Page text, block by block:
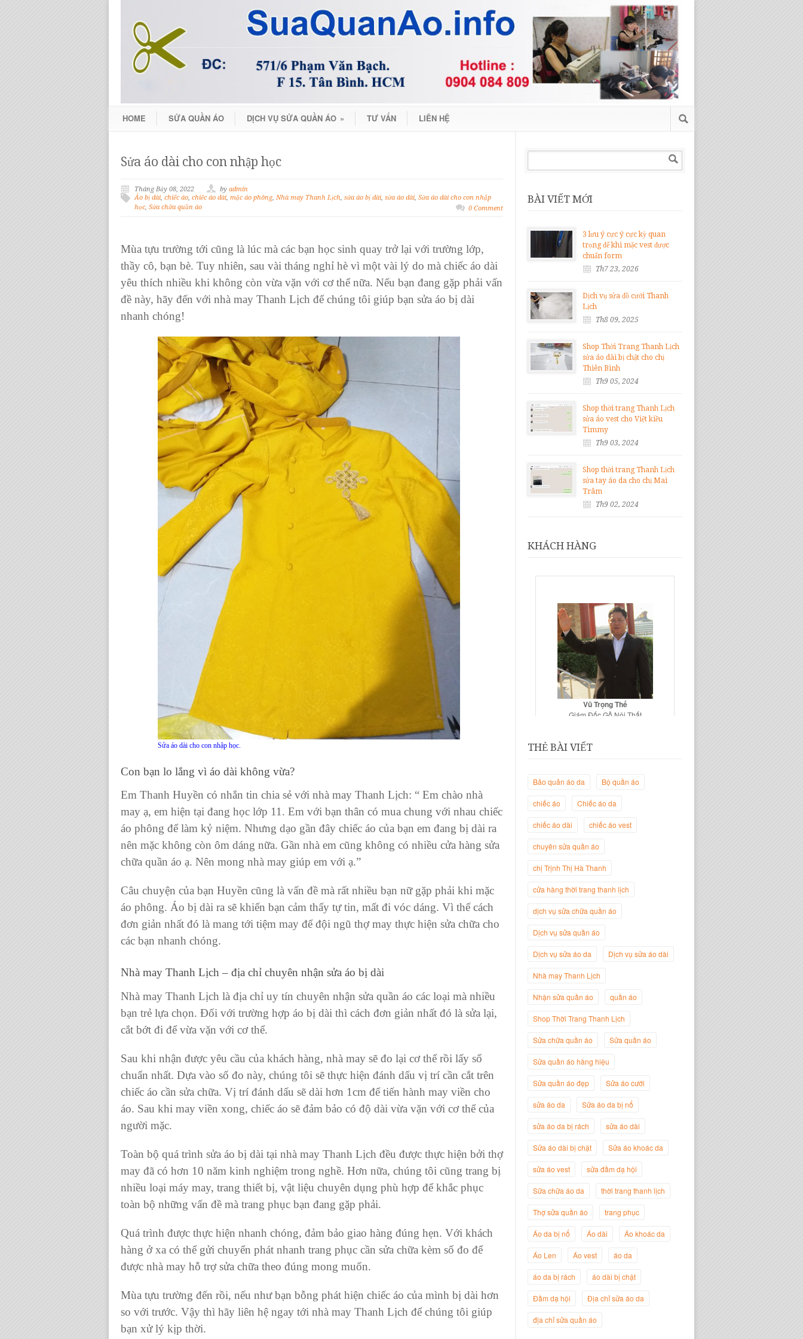
HOME SỬA QUẦN ÁO DỊCH VỤ SỬA QUẦN ÁO » TƯ VẤN LIÊN HỆ
Sửa áo dài cho con nhập học
Tháng Bảy 08, 2022 by admin
Áo bị dài, chiếc áo, chiếc áo dài, mặc áo phông, Nhà may Thanh Lịch, sửa áo bị dài, sửa áo dài, Sửa áo dài cho con nhập
học, Sửa chữa quần áo 0 Comment
Mùa tựu trường tới cũng là lúc mà các bạn học sinh quay trở lại với trường lớp,
thầy cô, bạn bè. Tuy nhiên, sau vài tháng nghỉ hè vì một vài lý do mà chiếc áo dài
yêu thích nhiều khi không còn vừa vặn với cơ thể nữa. Nếu bạn đang gặp phải vấn
đề này, hãy đến với nhà may Thanh Lịch để chúng tôi giúp bạn sửa áo bị dài
nhanh chóng!
Sửa áo dài cho con nhập học.
Con bạn lo lắng vì áo dài không vừa?
Em Thanh Huyền có nhắn tin chia sẻ với nhà may Thanh Lịch: “ Em chào nhà
may ạ, em hiện tại đang học lớp 11. Em với bạn thân có mua chung với nhau chiếc
áo phông để làm kỷ niệm. Nhưng dạo gần đây chiếc áo của bạn em đang bị dài ra
nên mặc không còn ôm dáng nữa. Gần nhà em cũng không có nhiều cửa hàng sửa
chữa quần áo ạ. Nên mong nhà may giúp em với ạ.”
Câu chuyện của bạn Huyền cũng là vấn đề mà rất nhiều bạn nữ gặp phải khi mặc
áo phông. Áo bị dài ra sẽ khiến bạn cảm thấy tự tin, mất đi vóc dáng. Vì thế cách
đơn giản nhất đó là mang tới tiệm may để đội ngũ thợ may thực hiện sửa chữa cho
các bạn nhanh chóng.
Nhà may Thanh Lịch – địa chỉ chuyên nhận sửa áo bị dài
Nhà may Thanh Lịch là địa chỉ uy tín chuyên nhận sửa quần áo các loại mà nhiều
bạn trẻ lựa chọn. Đối với trường hợp áo bị dài thì cách đơn giản nhất đó là sửa lại,
cắt bớt đi để vừa vặn với cơ thể.
Sau khi nhận được yêu cầu của khách hàng, nhà may sẽ đo lại cơ thể rồi lấy số
chuẩn nhất. Dựa vào số đo này, chúng tôi sẽ thực hiện đánh dấu vị trí cần cắt trên
chiếc áo cần sửa chữa. Vị trí đánh dấu sẽ dài hơn 1cm để tiến hành may viền cho
áo. Sau khi may viền xong, chiếc áo sẽ đảm bảo có độ dài vừa vặn với cơ thể của
người mặc.
Toàn bộ quá trình sửa áo bị dài tại nhà may Thanh Lịch đều được thực hiện bởi thợ
may đã có hơn 10 năm kinh nghiệm trong nghề. Hơn nữa, chúng tôi cũng trang bị
nhiều loại máy may, trang thiết bị, vật liệu chuyên dụng phù hợp để khắc phục
toàn bộ những vấn đề mà trang phục bạn đang gặp phải.
Quá trình được thực hiện nhanh chóng, đảm bảo giao hàng đúng hẹn. Với khách
hàng ở xa có thể gửi chuyển phát nhanh trang phục cần sửa chữa kèm số đo để
được nhà may hỗ trợ sửa chữa theo đúng mong muốn.
Mùa tựu trường đến rồi, nếu như bạn bỗng phát hiện chiếc áo của mình bị dài hơn
so với trước. Vậy thì hãy liên hệ ngay tới nhà may Thanh Lịch để chúng tôi giúp
bạn xử lý kịp thời.
BÀI VIẾT MỚI
3 lưu ý cực ý cực kỳ quan
trọng để khi mặc vest được
chuẩn form
Th7 23, 2026
Dịch vụ sửa đồ cưới Thanh
Lịch
Th8 09, 2025
Shop Thời Trang Thanh Lịch
sửa áo dài bị chật cho chị
Thiên Bình
Th9 05, 2024
Shop thời trang Thanh Lịch
sửa áo vest cho Việt kiều
Timmy
Th9 03, 2024
Shop thời trang Thanh Lịch
sửa tay áo da cho chị Mai
Trâm
Th9 02, 2024
KHÁCH HÀNG
Vũ Trọng Thế
Giám Đốc Gỗ Nội Thất
Giám Đốc Thương Hiệu Giày Thời
Nguyễn Minh Đức
Nguyễn
Nguyễn Đắc Định
Giám Đốc Công ty Twist Potato
THẺ BÀI VIẾT
Bảo quản áo da Bộ quần áo
chiếc áo Chiếc áo da
chiếc áo dài chiếc áo vest
chuyên sửa quần áo
chị Trịnh Thị Hà Thanh
cửa hàng thời trang thanh lịch
dịch vụ sửa chữa quần áo
Dịch vụ sửa quần áo
Dịch vụ sửa áo da Dịch vụ sửa áo dài
Nhà may Thanh Lịch
Nhận sửa quần áo quần áo
Shop Thời Trang Thanh Lịch
Sửa chữa quần áo Sửa quần áo
Sửa quần áo hàng hiệu
Sửa quần áo đẹp Sửa áo cưới
sửa áo da Sửa áo da bị nổ
sửa áo da bị rách sửa áo dài
Sửa áo dài bị chật Sửa áo khoác da
sửa áo vest sửa đầm dạ hội
Sữa chữa áo da thời trang thanh lịch
Thợ sửa quần áo trang phục
Áo da bị nổ Áo dài Áo khoác da
Áo Len Áo vest áo da
áo da bị rách áo dài bị chật
Đầm dạ hội Địa chỉ sửa áo da
địa chỉ sửa quần áo